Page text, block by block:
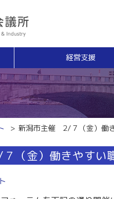
経営支援
ポ」
事業承継・Ｍ＆Ａ
事業承継支援（無
事業承継簡易診断
M＆Aの相談・斡旋
創業塾
事業計画・創業融
新潟市主催 2/７（金）働
（金）働きやすい